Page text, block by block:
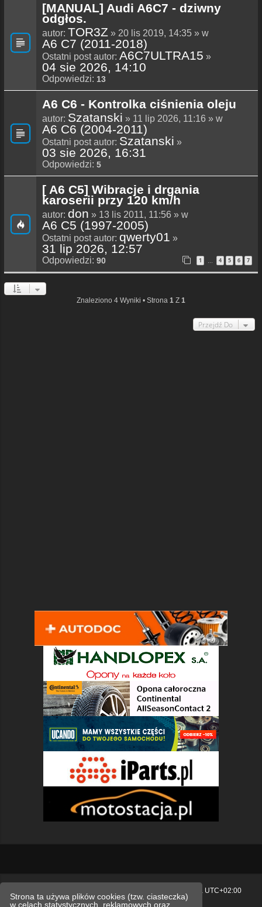
Strona ta używa plików cookies (tzw. ciasteczka)
w celach statystycznych, reklamowych oraz
[MANUAL] Audi A6C7 - dziwny
odgłos.
autor: TOR3Z » 20 lis 2019, 14:35 » w
A6 C7 (2011-2018)
Ostatni post autor: A6C7ULTRA15 »
04 sie 2026, 14:10
Odpowiedzi: 13
A6 C6 - Kontrolka ciśnienia oleju
autor: Szatanski » 11 lip 2026, 11:16 » w
A6 C6 (2004-2011)
Ostatni post autor: Szatanski »
03 sie 2026, 16:31
Odpowiedzi: 5
[ A6 C5] Wibracje i drgania
karoserii przy 120 km/h
autor: don » 13 lis 2011, 11:56 » w
A6 C5 (1997-2005)
Ostatni post autor: qwerty01 »
31 lip 2026, 12:57
Odpowiedzi: 90 1 … 4 5 6 7
Znaleziono 4 Wyniki • Strona 1 Z 1
Przejdź Do
UTC+02:00